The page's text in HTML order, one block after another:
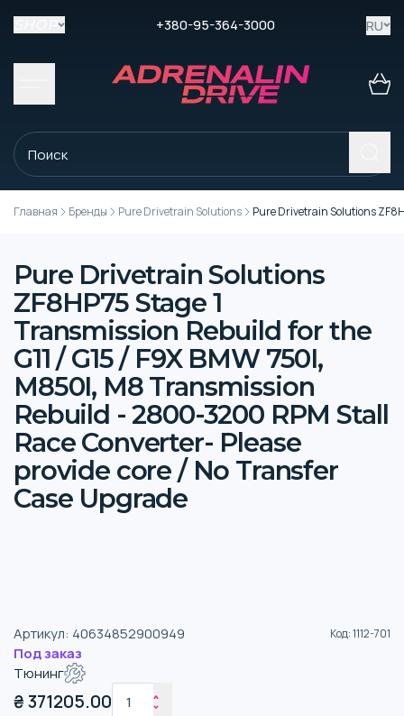
+380-95-364-3000 RU
Главная Бренды Pure Drivetrain Solutions Pure Drivetrain Solutions
Pure Drivetrain Solutions
ZF8HP75 Stage 1
Transmission Rebuild for the
G11 / G15 / F9X BMW 750I,
M850I, M8 Transmission
Rebuild - 2800-3200 RPM Stall
Race Converter- Please
provide core / No Transfer
Case Upgrade
Артикул: 40634852900949 Код:1112-701
Под заказ
Тюнинг
₴371205.00